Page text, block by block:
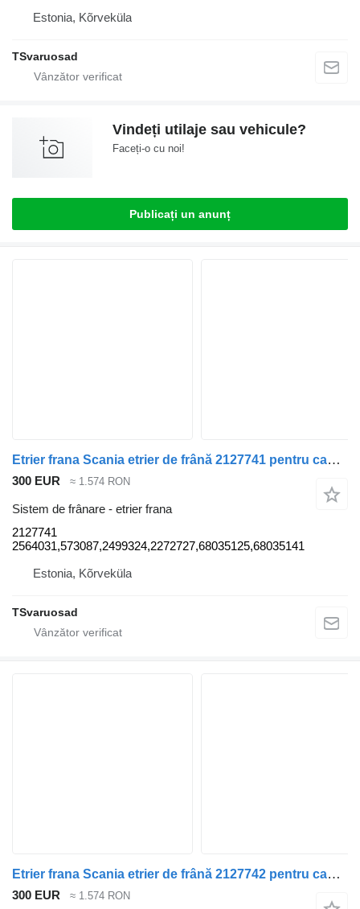
Estonia, Kõrveküla
TSvaruosad
Vindeți utilaje sau vehicule?
Faceți-o cu noi!
Publicați un anunț
Etrier frana Scania etrier de frână 2127741 pentru cap tractor Scania G340
300 EUR ≈ 1.574 RON
Sistem de frânare - etrier frana
2127741
2564031,573087,2499324,2272727,68035125,68035141
Estonia, Kõrveküla
TSvaruosad
Etrier frana Scania etrier de frână 2127742 pentru cap tractor Scania G340
300 EUR ≈ 1.574 RON